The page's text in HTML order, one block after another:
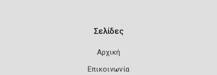
Σελίδες
Αρχική
Επικοινωνία